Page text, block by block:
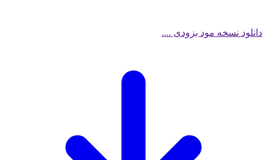
نسخه مود بزودی ....